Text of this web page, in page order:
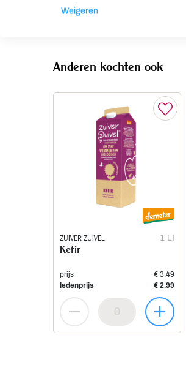
Noten
Anderen kochten ook
ZUIVER ZUIVEL 1 LI
Kefir
prijs
€ 3,49
ledenprijs
€ 2,99
Weigeren